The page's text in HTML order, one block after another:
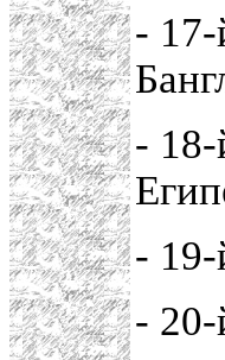
-
- 18-
- 19-
- 20-